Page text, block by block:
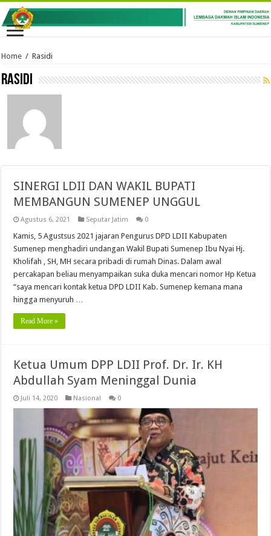
Home / Rasidi
Rasidi
SINERGI LDII DAN WAKIL BUPATI
MEMBANGUN SUMENEP UNGGUL
Agustus 6, 2021 Seputar Jatim 0
Kamis, 5 Agustsus 2021 jajaran Pengurus DPD LDII Kabupaten
Sumenep menghadiri undangan Wakil Bupati Sumenep Ibu Nyai Hj.
Kholifah , SH, MH secara pribadi di rumah Dinas. Dalam awal
percakapan beliau menyampaikan suka duka mencari nomor Hp Ketua
“saya mencari kontak ketua DPD LDII Kab. Sumenep kemana mana
hingga menyuruh …
Read More »
Ketua Umum DPP LDII Prof. Dr. Ir. KH
Abdullah Syam Meninggal Dunia
Juli 14, 2020 Nasional 0